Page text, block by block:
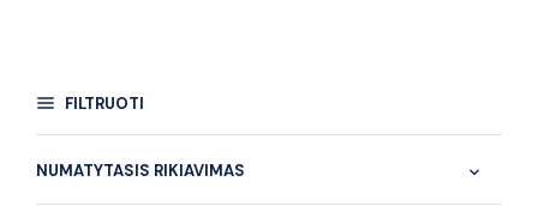
FILTRUOTI